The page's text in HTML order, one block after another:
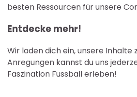
besten Ressourcen für unsere
Entdecke mehr!
Wir laden dich ein, unsere
Anregungen kannst du uns
Faszination Fussball erleben!